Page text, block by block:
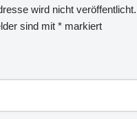
wird nicht veröffentlicht.
sind mit * markiert